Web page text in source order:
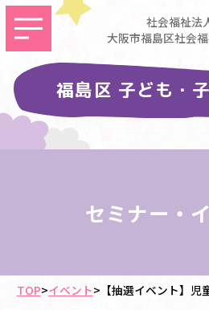
社会福祉法
大阪市福島区社会
福島区 子ども・
セミナー・
TOP>イベント> 【抽選イベント】